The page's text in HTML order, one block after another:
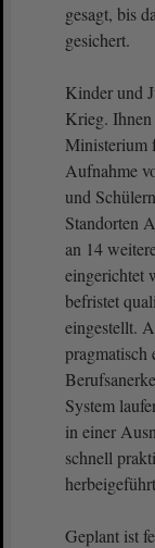
gesagt, bis
gesichert.
Kinder und
Krieg.
Ministerium
Aufnahme
und
Standorten
an 14
eingerichtet
befristet
eingestellt.
pragmatisch
System
in einer
schnell
Geplant ist